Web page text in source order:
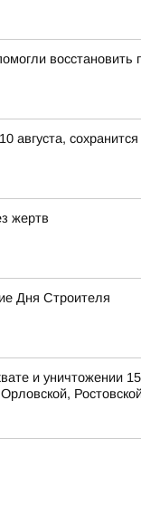
августа,
жертв
Дня Строителя
и уничтожении